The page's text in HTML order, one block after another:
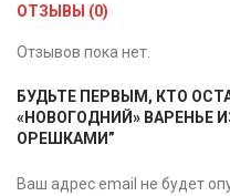
ОТЗЫВЫ (0)
Отзывов пока нет.
БУДЬТЕ ПЕРВЫМ, КТО
«НОВОГОДНИЙ» ВАРЕНЬЕ
ОРЕШКАМИ”
Ваш адрес email не будет